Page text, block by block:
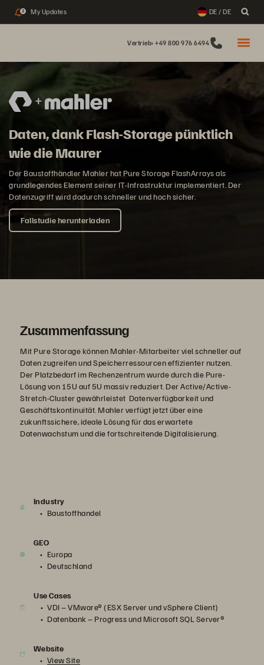
2 My Updates DE / DE
Vertrieb: +49 800 976 6494
Daten, dank Flash-Storage pünktlich
wie die Maurer
Der Baustoffhändler Mahler hat Pure Storage FlashArrays als
grundlegendes Element seiner IT-Infrastruktur implementiert. Der
Datenzugriff wird dadurch schneller und hoch sicher.
Fallstudie herunterladen
Zusammenfassung
Mit Pure Storage können Mahler-Mitarbeiter viel schneller auf
Daten zugreifen und Speicherressourcen effizienter nutzen.
Der Platzbedarf im Rechenzentrum wurde durch die Pure-
Lösung von 15U auf 5U massiv reduziert. Der Active/Active-
Stretch-Cluster gewährleistet Datenverfügbarkeit und
Geschäftskontinuität. Mahler verfügt jetzt über eine
zukunftssichere, ideale Lösung für das erwartete
Datenwachstum und die fortschreitende Digitalisierung.
Industry
Baustoffhandel
GEO
Europa
Deutschland
Use Cases
VDI – VMware® (ESX Server und vSphere Client)
Datenbank – Progress und Microsoft SQL Server®
Website
View Site